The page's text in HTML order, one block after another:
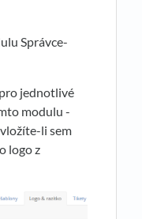
Správce-
jednotlivé
modulu -
li sem
logo z